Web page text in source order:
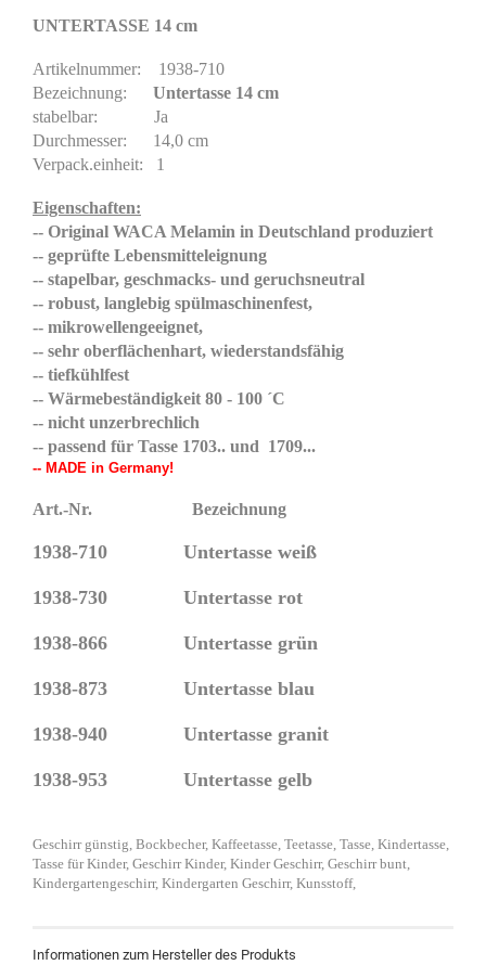
UNTERTASSE 14 cm
Artikelnummer: 1938-710
Bezeichnung: Untertasse 14 cm
stabelbar: Ja
Durchmesser: 14,0 cm
Verpack.einheit: 1
Eigenschaften:
-- Original WACA Melamin in Deutschland produziert
-- geprüfte Lebensmitteleignung
-- stapelbar, geschmacks- und geruchsneutral
-- robust, langlebig spülmaschinenfest,
-- mikrowellengeeignet,
-- sehr oberflächenhart, wiederstandsfähig
-- tiefkühlfest
-- Wärmebeständigkeit 80 - 100 ´C
-- nicht unzerbrechlich
-- passend für Tasse 1703.. und 1709...
-- MADE in Germany!
Art.-Nr. Bezeichnung
1938-710 Untertasse weiß
1938-730 Untertasse rot
1938-866 Untertasse grün
1938-873 Untertasse blau
1938-940 Untertasse granit
1938-953 Untertasse gelb
Geschirr günstig, Bockbecher, Kaffeetasse, Teetasse, Tasse, Kindertasse,
Tasse für Kinder, Geschirr Kinder, Kinder Geschirr, Geschirr bunt,
Kindergartengeschirr, Kindergarten Geschirr, Kunsstoff,
Informationen zum Hersteller des Produkts